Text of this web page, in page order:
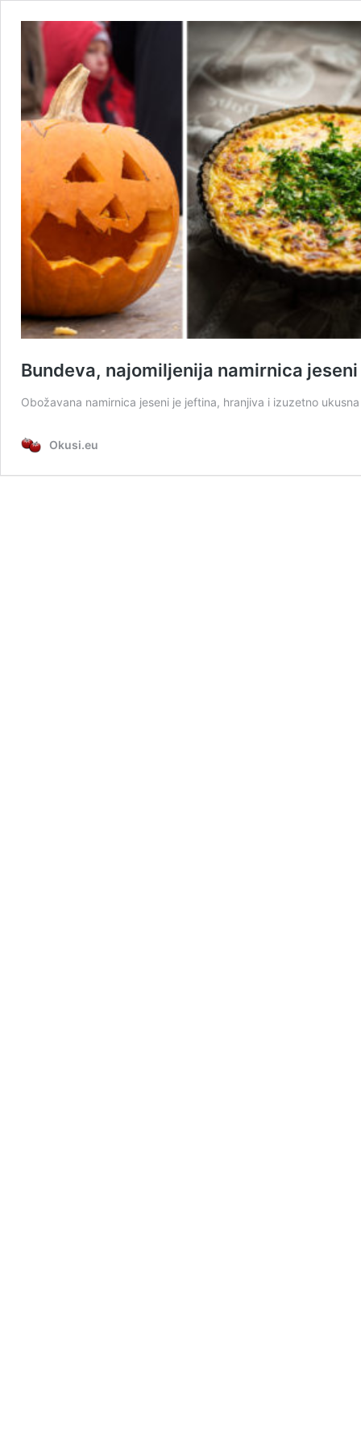
Bundeva, najomiljenija namirnica jeseni
Obožavana namirnica jeseni je jeftina, hranjiva i izuzetno ukusna
Okusi.eu